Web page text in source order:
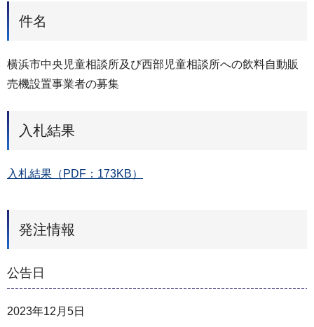
件名
横浜市中央児童相談所及び西部児童相談所への飲料自動販
売機設置事業者の募集
入札結果
入札結果（PDF：173KB）
発注情報
公告日
2023年12月5日